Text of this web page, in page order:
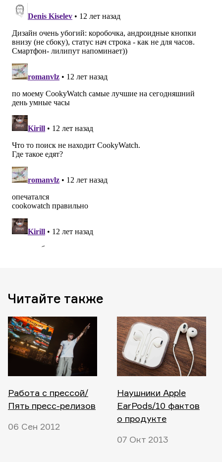
Читайте также
Работа с прессой/
Пять пресс-релизов
06 Сен 2012
Наушники Apple
EarPods/10 фактов
о продукте
07 Окт 2013